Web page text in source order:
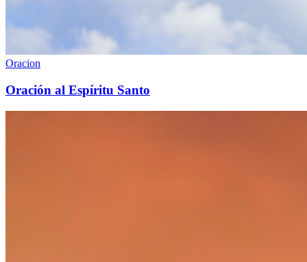
Oracion
Oración al Espíritu Santo